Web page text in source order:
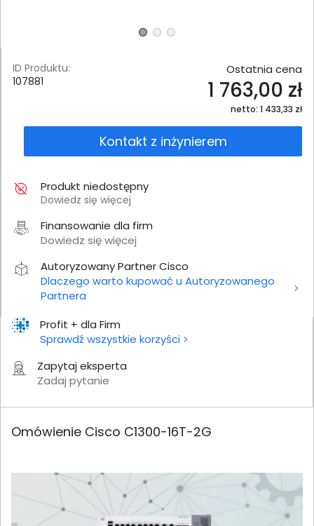
Profit + dla Firm
Sprawdź wszystkie korzyści
Zapytaj eksperta
Zadaj pytanie
ID Produktu:
107881
Ostatnia cena
1 763,00 zł
netto: 1 433,33 zł
Kontakt z inżynierem
Produkt niedostępny
Dowiedz się więcej
Finansowanie dla firm
Dowiedz się więcej
Autoryzowany Partner Cisco
Dlaczego warto kupować u Autoryzowanego
Partnera
Omówienie Cisco C1300-16T-2G